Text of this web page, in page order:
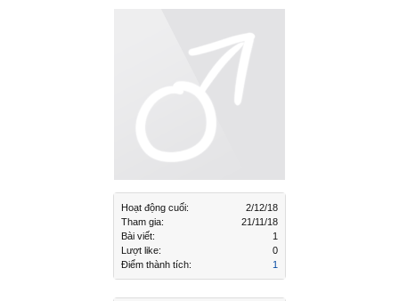
Hoạt động cuối:
2/12/18
Tham gia:
21/11/18
Bài viết:
1
Lượt like:
0
Điểm thành tích:
1